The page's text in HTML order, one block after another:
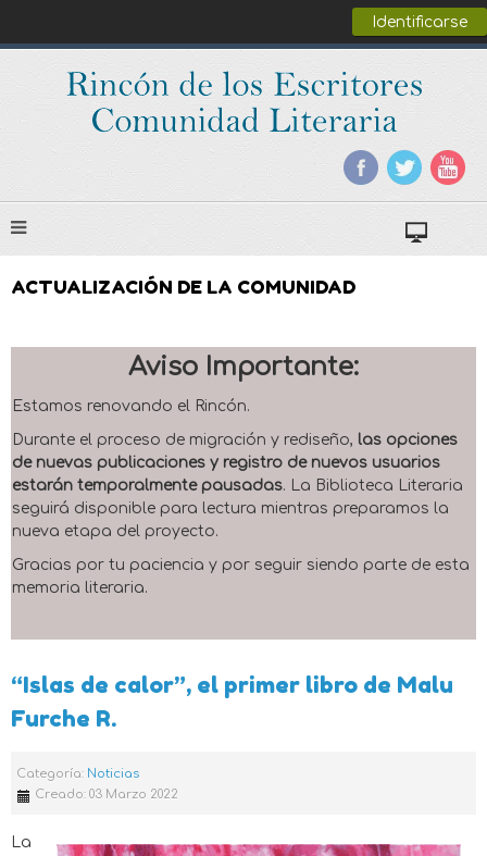
Identificarse
ACTUALIZACIÓN DE LA COMUNIDAD
Aviso Importante:
Estamos renovando el Rincón.
Durante el proceso de migración y rediseño, las opciones
de nuevas publicaciones y registro de nuevos usuarios
estarán temporalmente pausadas. La Biblioteca Literaria
seguirá disponible para lectura mientras preparamos la
nueva etapa del proyecto.
Gracias por tu paciencia y por seguir siendo parte de esta
memoria literaria.
“Islas de calor”, el primer libro de Malu
Furche R.
Categoría: Noticias
Creado: 03 Marzo 2022
La